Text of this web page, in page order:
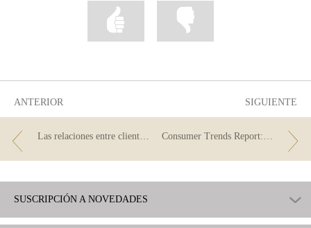
Marcar
información
ANTERIOR
Las relaciones entre clientes y entidades se deben basar en contratos y documentación escritos
SIGUIENTE
Consumer Trends Report: el 77% de los créditos a los hogares europeos son hipotecas
SUSCRIPCIÓN A NOVEDADES